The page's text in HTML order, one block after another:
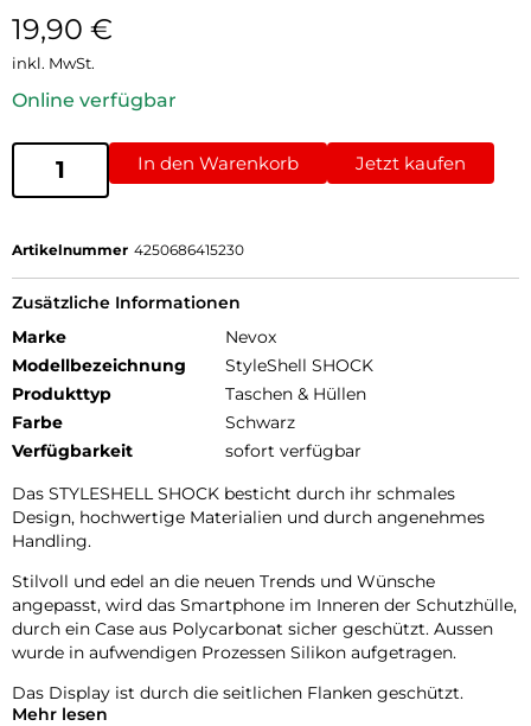
19,90 €
inkl. MwSt.
Online verfügbar
In den Warenkorb Jetzt kaufen
Artikelnummer 4250686415230
Zusätzliche Informationen
Marke
Nevox
Modellbezeichnung
StyleShell SHOCK
Produkttyp
Taschen & Hüllen
Farbe
Schwarz
Verfügbarkeit
sofort verfügbar
Das STYLESHELL SHOCK besticht durch ihr schmales
Design, hochwertige Materialien und durch angenehmes
Handling.
Stilvoll und edel an die neuen Trends und Wünsche
angepasst, wird das Smartphone im Inneren der Schutzhülle,
durch ein Case aus Polycarbonat sicher geschützt. Aussen
wurde in aufwendigen Prozessen Silikon aufgetragen.
Das Display ist durch die seitlichen Flanken geschützt.
Mehr lesen